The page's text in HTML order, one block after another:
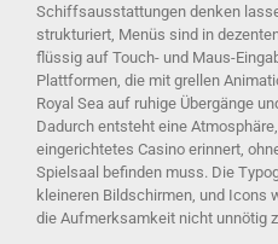
Schiffsausstattungen denken
strukturiert, Menüs sind in
flüssig auf Touch- und Maus-
Plattformen, die mit grellen
Royal Sea auf ruhige Übergänge
Dadurch entsteht eine
eingerichtetes Casino erinnert,
Spielsaal befinden muss. Die
kleineren Bildschirmen, und Icons
die Aufmerksamkeit nicht unnötig